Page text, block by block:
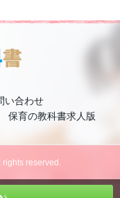
い合わせ
保育の教科書求人版
reserved.